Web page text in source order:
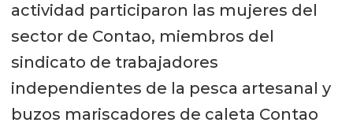
actividad participaron las mujeres del
sector de Contao, miembros del
sindicato de trabajadores
independientes de la pesca artesanal y
buzos mariscadores de caleta Contao